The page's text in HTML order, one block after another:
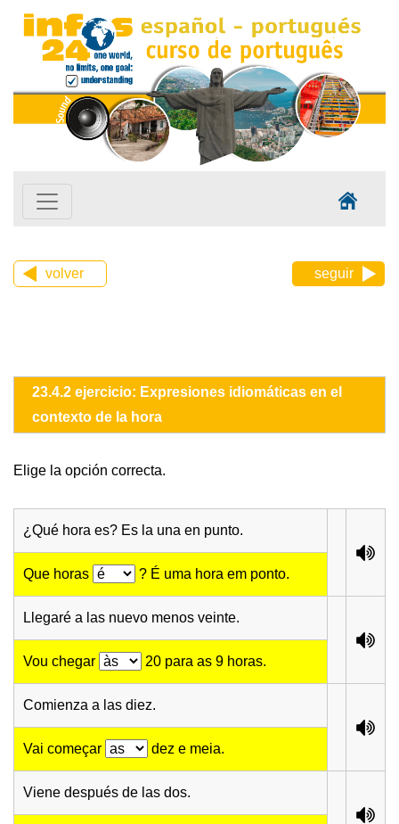
volver seguir
23.4.2 ejercicio: Expresiones idiomáticas en el
contexto de la hora
Elige la opción correcta.
¿Qué hora es? Es la una en punto.
Que horas ? É uma hora em ponto.
Llegaré a las nuevo menos veinte.
Vou chegar 20 para as 9 horas.
Comienza a las diez.
Vai começar dez e meia.
Viene después de las dos.